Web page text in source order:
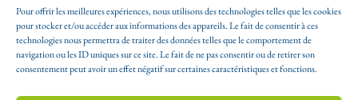
Pour offrir les meilleures expériences, nous utilisons des technologies telles que les cookies
pour stocker et/ou accéder aux informations des appareils. Le fait de consentir à ces
technologies nous permettra de traiter des données telles que le comportement de
navigation ou les ID uniques sur ce site. Le fait de ne pas consentir ou de retirer son
consentement peut avoir un effet négatif sur certaines caractéristiques et fonctions.
Nos partenaires
Mentions légales
Politique de cookies